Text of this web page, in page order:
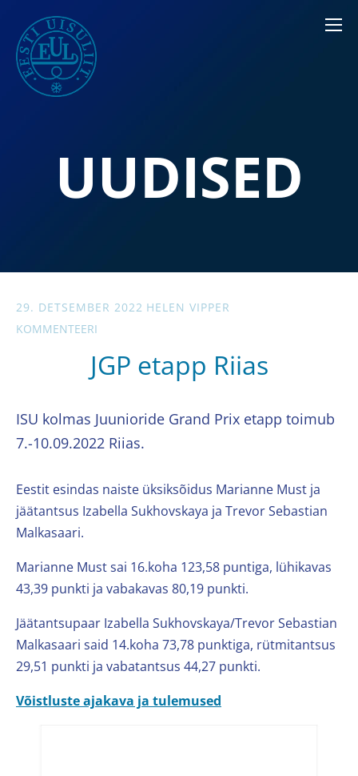
UUDISED
29. DETSEMBER 2022 HELEN VIPPER
KOMMENTEERI
JGP etapp Riias
ISU kolmas Juunioride Grand Prix etapp toimub
7.-10.09.2022 Riias.
Eestit esindas naiste üksiksõidus Marianne Must ja
jäätantsus Izabella Sukhovskaya ja Trevor Sebastian
Malkasaari.
Marianne Must sai 16.koha 123,58 puntiga, lühikavas
43,39 punkti ja vabakavas 80,19 punkti.
Jäätantsupaar Izabella Sukhovskaya/Trevor Sebastian
Malkasaari said 14.koha 73,78 punktiga, rütmitantsus
29,51 punkti ja vabatantsus 44,27 punkti.
Võistluste ajakava ja tulemused